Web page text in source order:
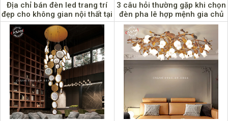
Địa chỉ bán đèn led trang trí
đẹp cho không gian nội thất tại
Cao Bằng
3 câu hỏi thường gặp khi chọn
đèn pha lê hợp mệnh gia chủ